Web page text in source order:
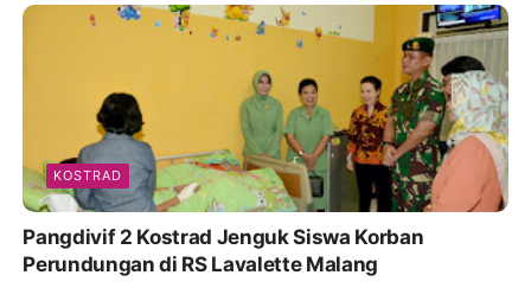
KOSTRAD
Pangdivif 2 Kostrad Jenguk Siswa Korban
Perundungan di RS Lavalette Malang